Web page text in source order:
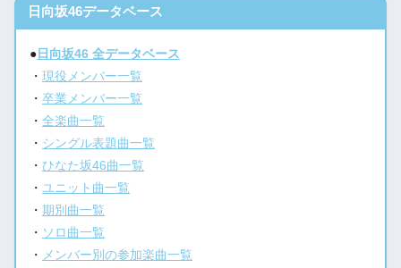
日向坂46データベース
● 日向坂46 全データベース
・現役メンバー一覧
・卒業メンバー一覧
・全楽曲一覧
・ シングル表題曲一覧
・ひなた坂46曲一覧
・ ユニット曲一覧
・期別曲一覧
・ ソロ曲一覧
・ メンバー別の参加楽曲一覧